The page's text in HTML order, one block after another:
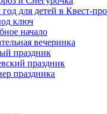
для детей в Квест-
ключ
начало
вечеринка
праздник
праздник
праздника